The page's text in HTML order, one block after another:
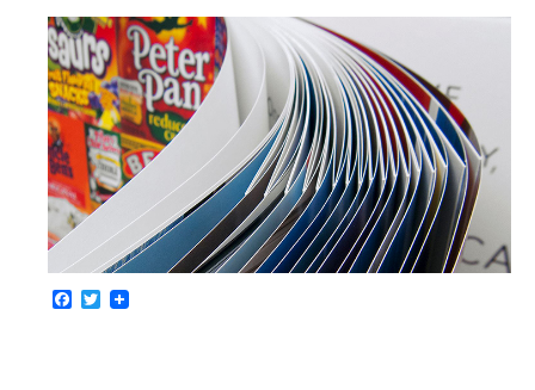
F T
w